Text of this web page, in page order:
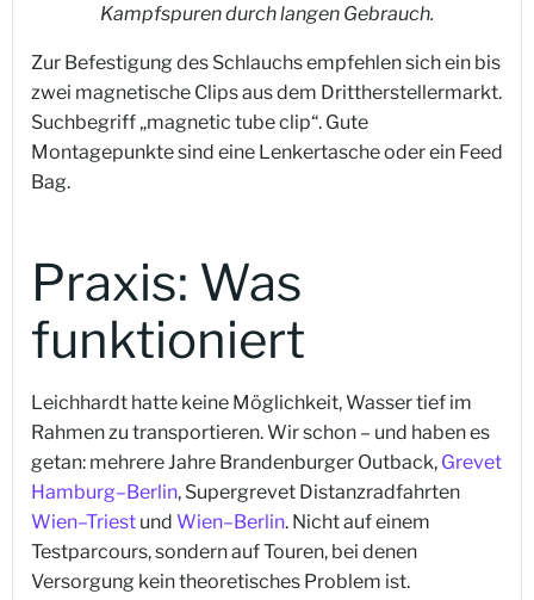
Kampfspuren durch langen Gebrauch.
Zur Befestigung des Schlauchs empfehlen sich ein bis
zwei magnetische Clips aus dem Drittherstellermarkt.
Suchbegriff „magnetic tube clip“. Gute
Montagepunkte sind eine Lenkertasche oder ein Feed
Bag.
Praxis: Was
funktioniert
Leichhardt hatte keine Möglichkeit, Wasser tief im
Rahmen zu transportieren. Wir schon – und haben es
getan: mehrere Jahre Brandenburger Outback, Grevet
Hamburg–Berlin, Supergrevet Distanzradfahrten
Wien–Triest und Wien–Berlin. Nicht auf einem
Testparcours, sondern auf Touren, bei denen
Versorgung kein theoretisches Problem ist.